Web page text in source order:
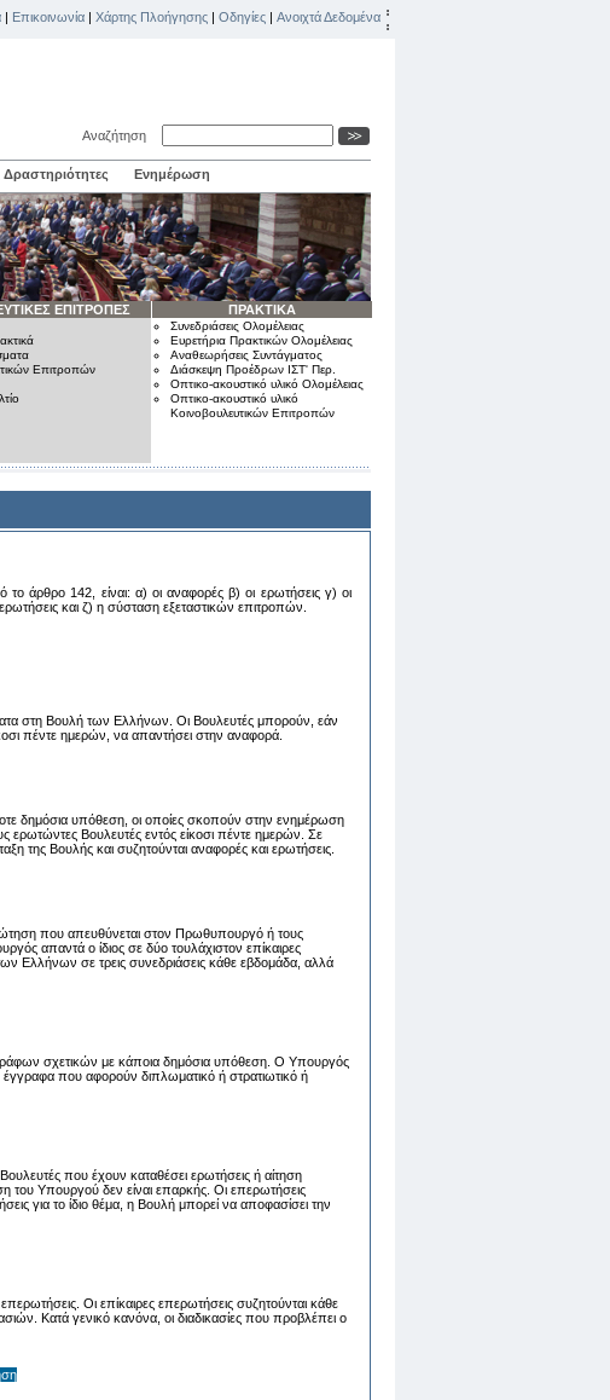
| Επικοινωνία | Χάρτης Πλοήγησης | Οδηγίες | Ανοιχτά Δεδομένα
Αναζήτηση
Δραστηριότητες Ενημέρωση
ΕΠΙΤΡΟΠΕΣ
Επιτροπών
ΠΡΑΚΤΙΚΑ
Συνεδριάσεις Ολομέλειας
Ευρετήρια Πρακτικών Ολομέλειας
Αναθεωρήσεις Συντάγματος
Διάσκεψη Προέδρων ΙΣΤ' Περ.
Οπτικο-ακουστικό υλικό Ολομέλειας
Οπτικο-ακουστικό υλικό
Κοινοβουλευτικών Επιτροπών
άρθρo 142, είναι: α) oι αναφoρές β) oι ερωτήσεις γ) oι
και ζ) η σύσταση εξεταστικών επιτροπών.
στη Βουλή των Ελλήνων. Οι Βουλευτές μπορούν, εάν
πέντε ημερών, να απαντήσει στην αναφορά.
δημόσια υπόθεση, οι οποίες σκοπούν στην ενημέρωση
Βουλευτές εντός είκοσι πέντε ημερών. Σε
της Βουλής και συζητούνται αναφορές και ερωτήσεις.
που απευθύνεται στον Πρωθυπουργό ή τους
απαντά ο ίδιος σε δύο τουλάχιστον επίκαιρες
Ελλήνων σε τρεις συνεδριάσεις κάθε εβδομάδα, αλλά
σχετικών με κάποια δημόσια υπόθεση. Ο Υπουργός
που αφορούν διπλωματικό ή στρατιωτικό ή
που έχουν καταθέσει ερωτήσεις ή αίτηση
του Υπουργού δεν είναι επαρκής. Οι επερωτήσεις
για το ίδιο θέμα, η Βουλή μπορεί να αποφασίσει την
Οι επίκαιρες επερωτήσεις συζητούνται κάθε
Κατά γενικό κανόνα, οι διαδικασίες που προβλέπει ο